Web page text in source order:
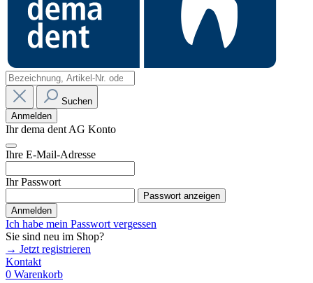
Suchen
Anmelden
Ihr dema dent AG Konto
Ihre E-Mail-Adresse
Ihr Passwort
Passwort anzeigen
Anmelden
Ich habe mein Passwort vergessen
Sie sind neu im Shop?
→ Jetzt registrieren
Kontakt
0 Warenkorb